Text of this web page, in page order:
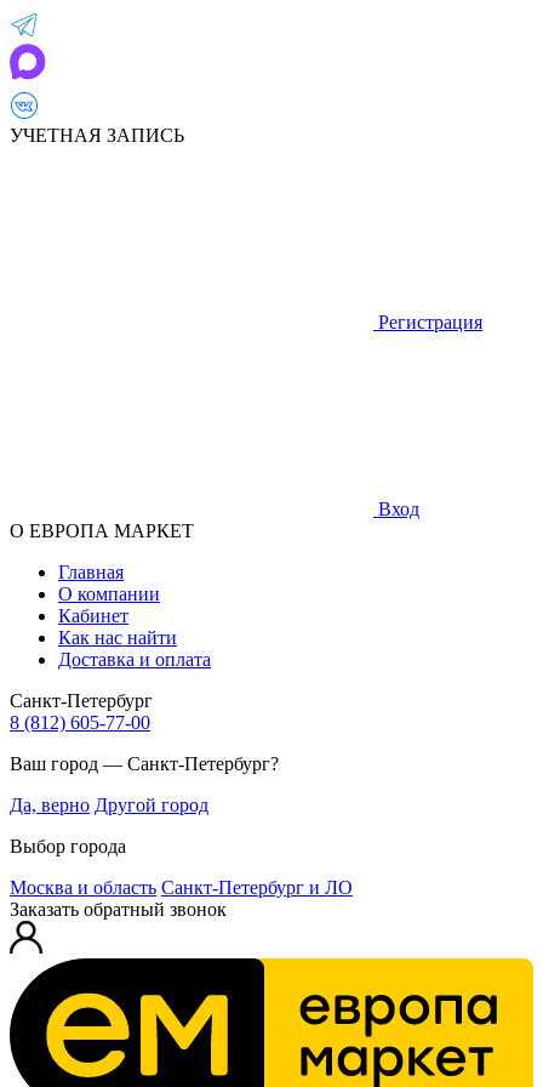
УЧЕТНАЯ ЗАПИСЬ
Регистрация
Вход
О ЕВРОПА МАРКЕТ
Главная
О компании
Кабинет
Как нас найти
Доставка и оплата
Санкт-Петербург
8 (812) 605-77-00
Ваш город — Санкт-Петербург?
Да, верно Другой город
Выбор города
Москва и область Санкт-Петербург и ЛО
Заказать обратный звонок